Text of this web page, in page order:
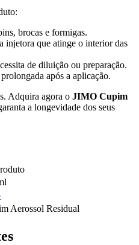
brocas e formigas.
injetora que atinge o interior das
de diluição ou preparação.
após a aplicação.
Adquira agora o JIMO Cupim
a longevidade dos seus
Aerossol Residual